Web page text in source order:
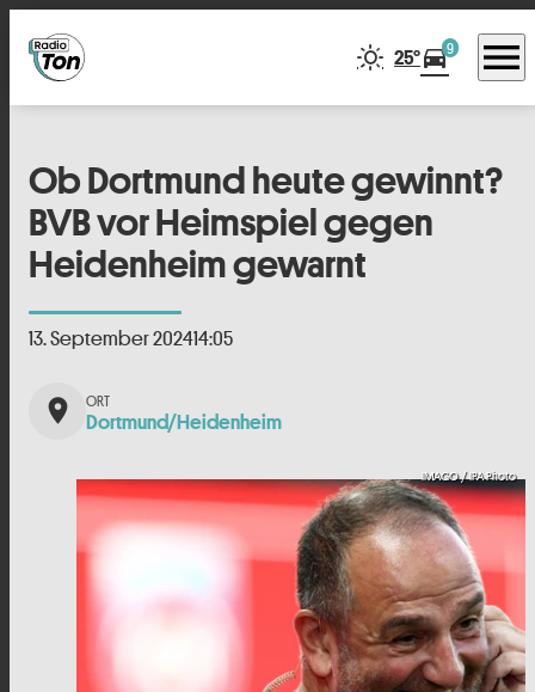
25°directions_car9 menu
Ob Dortmund heute gewinnt?
BVB vor Heimspiel gegen
Heidenheim gewarnt
13. September 202414:05
place Dortmund/Heidenheim
IMAGO / IPA Photo